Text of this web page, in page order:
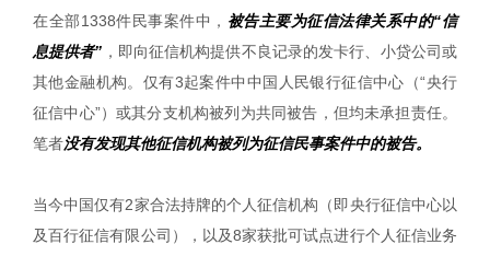
在全部1338件民事案件中， 被告主要为征信法律关系中的“信
息提供者” ，即向征信机构提供不良记录的发卡行、小贷公司或
其他金融机构。仅有3起案件中中国人民银行征信中心（“央行
征信中心”）或其分支机构被列为共同被告，但均未承担责任。
笔者没有发现其他征信机构被列为征信民事案件中的被告。
当今中国仅有2家合法持牌的个人征信机构（即央行征信中心以
及百行征信有限公司），以及8家获批可试点进行个人征信业务